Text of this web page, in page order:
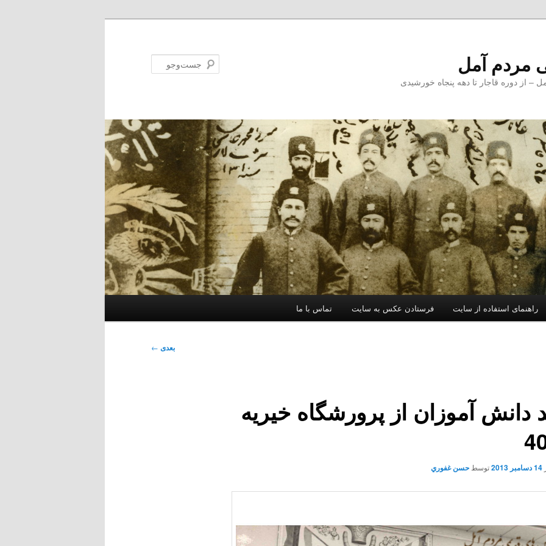
مردم آمل
از دوره قاجار تا دهه پنجاه خورشیدی
راهنمای استفاده از سایت فرستادن عکس به سایت تماس با ما
بعدی ←
دانش آموزان از پرورشگاه خيريه
14 دسامبر 2013 توسط حسن غفوري